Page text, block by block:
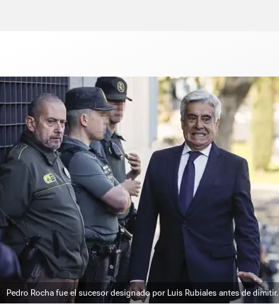
Pedro Rocha fue el sucesor designado por Luis Rubiales antes de dimitir.